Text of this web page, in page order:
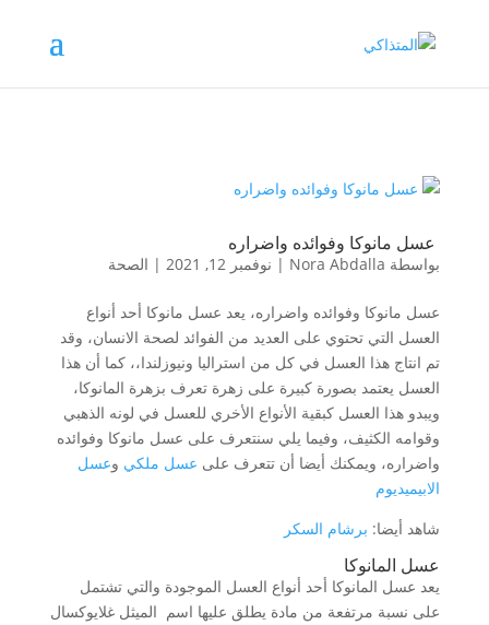
عسل مانوكا وفوائده واضراره
بواسطة Nora Abdalla
| نوفمبر 12, 2021 | الصحة
عسل مانوكا وفوائده واضراره، يعد عسل مانوكا أحد أنواع
العسل التي تحتوي على العديد من الفوائد لصحة الانسان، وقد
تم انتاج هذا العسل في كل من استراليا ونيوزلندا،، كما أن هذا
العسل يعتمد بصورة كبيرة على زهرة تعرف بزهرة المانوكا،
ويبدو هذا العسل كبقية الأنواع الأخري للعسل في لونه الذهبي
وقوامه الكثيف، وفيما يلي سنتعرف على عسل مانوكا وفوائده
واضراره، ويمكنك أيضا أن تتعرف على عسل ملكي وعسل
الابيميديوم
شاهد أيضا: برشام السكر
عسل المانوكا
يعد عسل المانوكا أحد أنواع العسل الموجودة والتي تشتمل
على نسبة مرتفعة من مادة يطلق عليها اسم الميثل غلايوكسال